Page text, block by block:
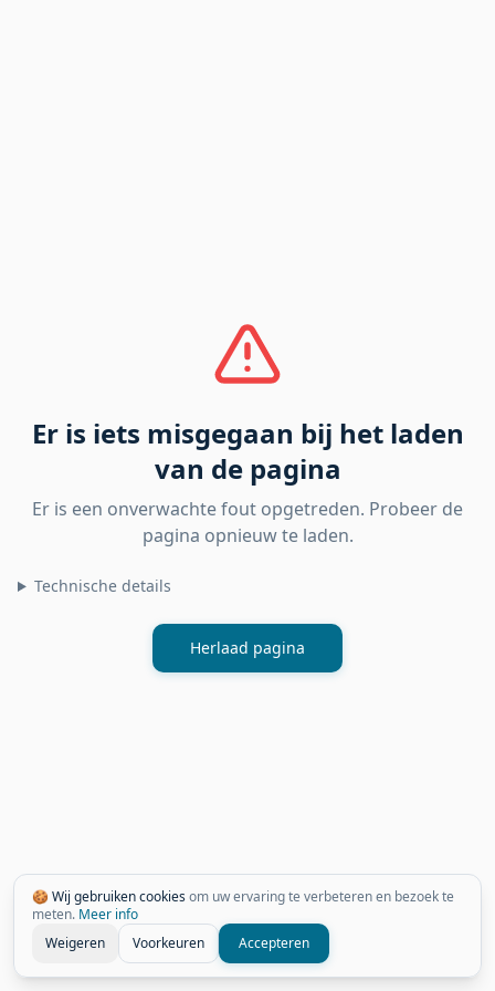
🍪 Wij gebruiken cookiesom uw ervaring te verbeteren en bezoek te
meten. Meer info
Weigeren
Voorkeuren Accepteren
Er is iets misgegaan bij het laden
van de pagina
Er is een onverwachte fout opgetreden. Probeer de
pagina opnieuw te laden.
Technische details
Herlaad pagina